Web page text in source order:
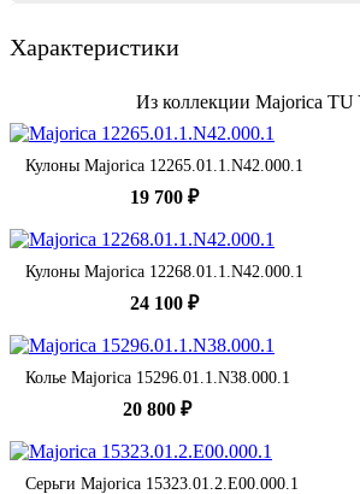
Характеристики
Из коллекции Majorica TU
Кулоны Majorica 12265.01.1.N42.000.1
19 700 ₽
Кулоны Majorica 12268.01.1.N42.000.1
24 100 ₽
Колье Majorica 15296.01.1.N38.000.1
20 800 ₽
Серьги Majorica 15323.01.2.E00.000.1